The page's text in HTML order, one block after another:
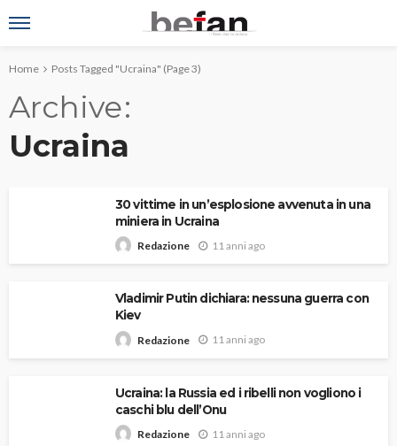
Home Posts Tagged "Ucraina" (Page 3)
Archive
Ucraina
30 vittime in un’esplosione avvenuta in una
miniera in Ucraina
Redazione 11 anni ago
Vladimir Putin dichiara: nessuna guerra con
Kiev
Redazione 11 anni ago
Ucraina: la Russia ed i ribelli non vogliono i
caschi blu dell’Onu
Redazione 11 anni ago